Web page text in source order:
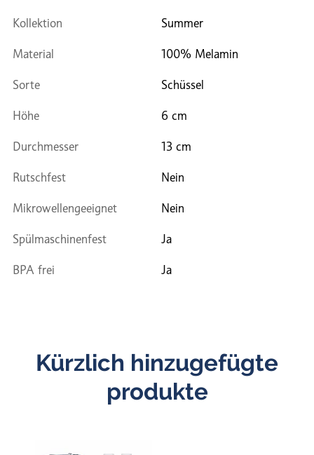
Kollektion Summer
Material 100% Melamin
Sorte Schüssel
Höhe 6 cm
Durchmesser 13 cm
Rutschfest Nein
Mikrowellengeeignet Nein
Spülmaschinenfest Ja
BPA frei Ja
Kürzlich hinzugefügte
produkte